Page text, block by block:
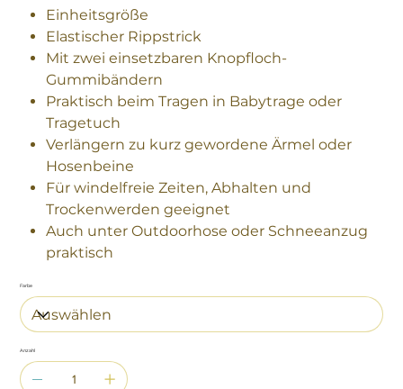
Einheitsgröße
Elastischer Rippstrick
Mit zwei einsetzbaren Knopfloch-
Gummibändern
Praktisch beim Tragen in Babytrage oder
Tragetuch
Verlängern zu kurz gewordene Ärmel oder
Hosenbeine
Für windelfreie Zeiten, Abhalten und
Trockenwerden geeignet
Auch unter Outdoorhose oder Schneeanzug
praktisch
Farbe
Anzahl